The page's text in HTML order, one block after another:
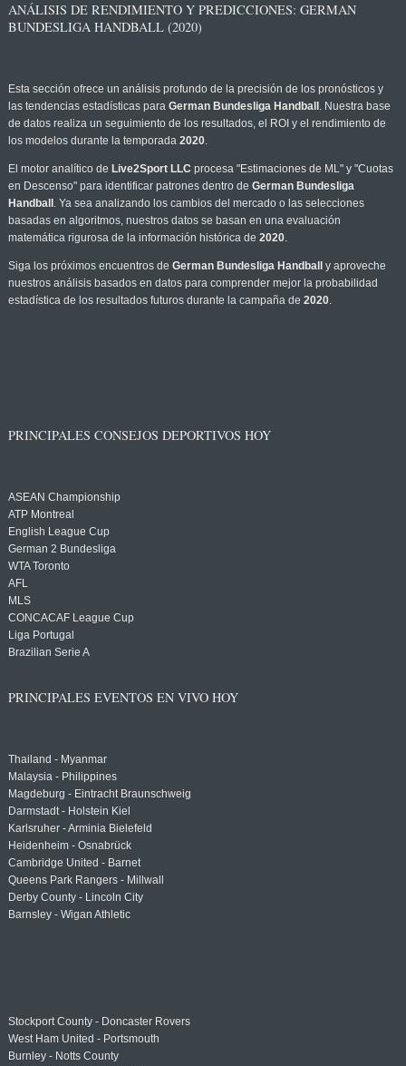
ANÁLISIS DE RENDIMIENTO Y PREDICCIONES: GERMAN
BUNDESLIGA HANDBALL (2020)
Esta sección ofrece un análisis profundo de la precisión de los pronósticos y
las tendencias estadísticas para German Bundesliga Handball . Nuestra base
de datos realiza un seguimiento de los resultados, el ROI y el rendimiento de
los modelos durante la temporada 2020.
El motor analítico de Live2Sport LLC procesa "Estimaciones de ML" y "Cuotas
en Descenso" para identificar patrones dentro de German Bundesliga
Handball . Ya sea analizando los cambios del mercado o las selecciones
basadas en algoritmos, nuestros datos se basan en una evaluación
matemática rigurosa de la información histórica de 2020.
Siga los próximos encuentros de German Bundesliga Handball
y aproveche
nuestros análisis basados en datos para comprender mejor la probabilidad
estadística de los resultados futuros durante la campaña de 2020.
PRINCIPALES CONSEJOS DEPORTIVOS HOY
ASEAN Championship
ATP Montreal
English League Cup
German 2 Bundesliga
WTA Toronto
AFL
MLS
CONCACAF League Cup
Liga Portugal
Brazilian Serie A
PRINCIPALES EVENTOS EN VIVO HOY
Thailand - Myanmar
Malaysia - Philippines
Magdeburg - Eintracht Braunschweig
Darmstadt - Holstein Kiel
Karlsruher - Arminia Bielefeld
Heidenheim - Osnabrück
Cambridge United - Barnet
Queens Park Rangers - Millwall
Derby County - Lincoln City
Barnsley - Wigan Athletic
Stockport County - Doncaster Rovers
West Ham United - Portsmouth
Burnley - Notts County